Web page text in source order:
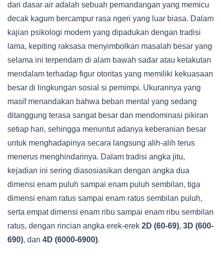
dari dasar air adalah sebuah pemandangan yang memicu
decak kagum bercampur rasa ngeri yang luar biasa. Dalam
kajian psikologi modern yang dipadukan dengan tradisi
lama, kepiting raksasa menyimbolkan masalah besar yang
selama ini terpendam di alam bawah sadar atau ketakutan
mendalam terhadap figur otoritas yang memiliki kekuasaan
besar di lingkungan sosial si pemimpi. Ukurannya yang
masif menandakan bahwa beban mental yang sedang
ditanggung terasa sangat besar dan mendominasi pikiran
setiap hari, sehingga menuntut adanya keberanian besar
untuk menghadapinya secara langsung alih-alih terus
menerus menghindarinya. Dalam tradisi angka jitu,
kejadian ini sering diasosiasikan dengan angka dua
dimensi enam puluh sampai enam puluh sembilan, tiga
dimensi enam ratus sampai enam ratus sembilan puluh,
serta empat dimensi enam ribu sampai enam ribu sembilan
ratus, dengan rincian angka erek-erek 2D (60-69), 3D (600-
690), dan 4D (6000-6900).